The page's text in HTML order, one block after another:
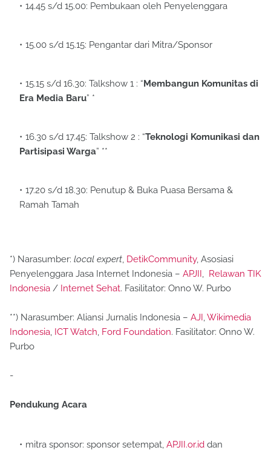
14.45 s/d 15.00: Pembukaan oleh Penyelenggara
15.00 s/d 15.15: Pengantar dari Mitra/Sponsor
15.15 s/d 16.30: Talkshow 1 : “Membangun Komunitas di
Era Media Baru” *
16.30 s/d 17.45: Talkshow 2 : “Teknologi Komunikasi dan
Partisipasi Warga” **
17.20 s/d 18.30: Penutup & Buka Puasa Bersama &
Ramah Tamah
*) Narasumber: local expert, DetikCommunity, Asosiasi
Penyelenggara Jasa Internet Indonesia – APJII, Relawan TIK
Indonesia / Internet Sehat. Fasilitator: Onno W. Purbo
**) Narasumber: Aliansi Jurnalis Indonesia – AJI,Wikimedia
Indonesia, ICT Watch, Ford Foundation. Fasilitator: Onno W.
Purbo
-
Pendukung Acara
mitra sponsor: sponsor setempat, APJII.or.id dan